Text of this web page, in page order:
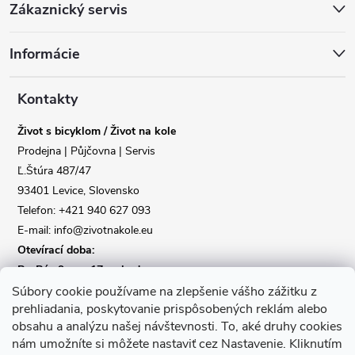
Súbory cookie používame na zlepšenie vášho zážitku z
prehliadania, poskytovanie prispôsobených reklám alebo
obsahu a analýzu našej návštevnosti. To, aké druhy cookies
nám umožníte si môžete nastaviť cez Nastavenie. Kliknutím
p
Zákaznický servis
Informácie
Kontakty
Život s bicyklom / Život na kole
Prodejna | Půjčovna | Servis
Ľ.Štúra 487/47
93401 Levice, Slovensko
Telefon: +421 940 627 093
E-mail: info@zivotnakole.eu
Otevírací doba:
Po-Pá : 9,oo - 17,oo hod
So : 9,oo - 12,oo | Ne : Zavřeno
Kontaktní formulář